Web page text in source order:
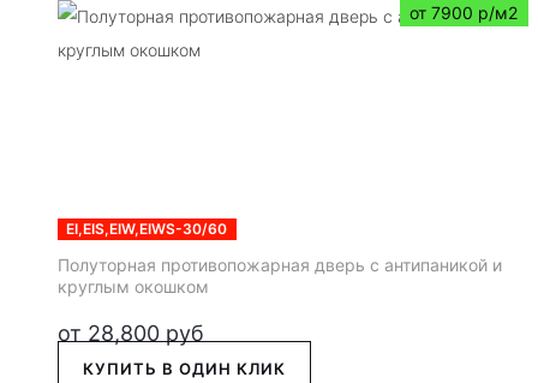
от 7900 р/м2
EI,EIS,EIW,EIWS-30/60
Полуторная противопожарная дверь с антипаникой и
круглым окошком
от 28,800 руб
КУПИТЬ В ОДИН КЛИК